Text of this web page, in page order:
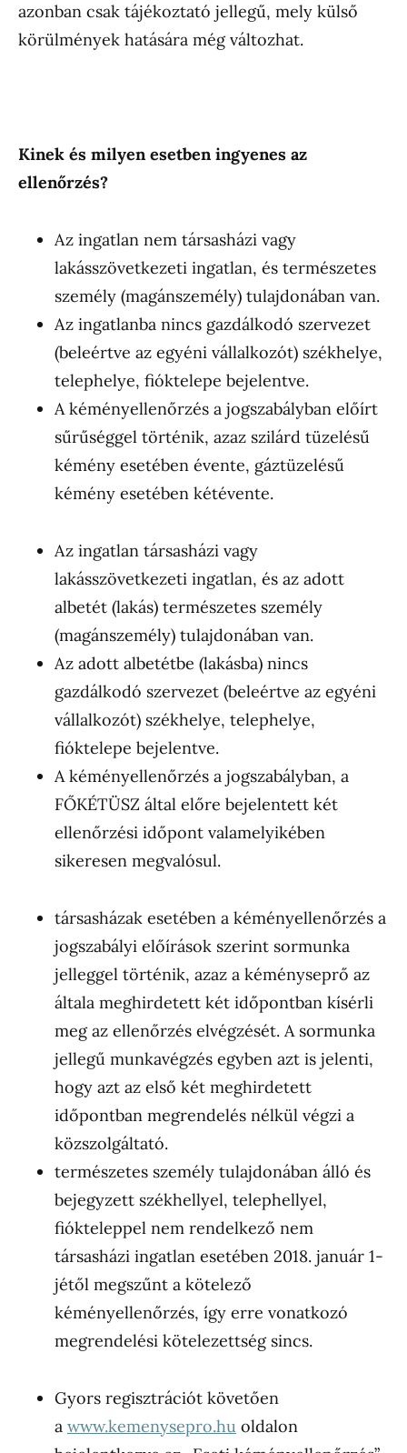
azonban csak tájékoztató jellegű, mely külső
körülmények hatására még változhat.
Kinek és milyen esetben ingyenes az
ellenőrzés?
Az ingatlan nem társasházi vagy
lakásszövetkezeti ingatlan, és természetes
személy (magánszemély) tulajdonában van.
Az ingatlanba nincs gazdálkodó szervezet
(beleértve az egyéni vállalkozót) székhelye,
telephelye, fióktelepe bejelentve.
A kéményellenőrzés a jogszabályban előírt
sűrűséggel történik, azaz szilárd tüzelésű
kémény esetében évente, gáztüzelésű
kémény esetében kétévente.
Az ingatlan társasházi vagy
lakásszövetkezeti ingatlan, és az adott
albetét (lakás) természetes személy
(magánszemély) tulajdonában van.
Az adott albetétbe (lakásba) nincs
gazdálkodó szervezet (beleértve az egyéni
vállalkozót) székhelye, telephelye,
fióktelepe bejelentve.
A kéményellenőrzés a jogszabályban, a
FŐKÉTÜSZ által előre bejelentett két
ellenőrzési időpont valamelyikében
sikeresen megvalósul.
társasházak esetében a kéményellenőrzés a
jogszabályi előírások szerint sormunka
jelleggel történik, azaz a kéményseprő az
általa meghirdetett két időpontban kísérli
meg az ellenőrzés elvégzését. A sormunka
jellegű munkavégzés egyben azt is jelenti,
hogy azt az első két meghirdetett
időpontban megrendelés nélkül végzi a
közszolgáltató.
természetes személy tulajdonában álló és
bejegyzett székhellyel, telephellyel,
fiókteleppel nem rendelkező nem
társasházi ingatlan esetében 2018. január 1-
jétől megszűnt a kötelező
kéményellenőrzés, így erre vonatkozó
megrendelési kötelezettség sincs.
Gyors regisztrációt követően
a www.kemenysepro.hu oldalon